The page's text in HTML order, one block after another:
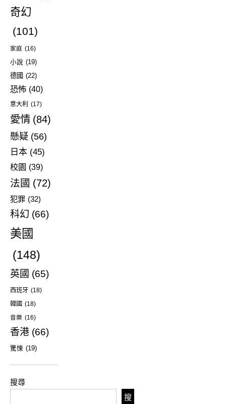
奇幻
(101)
家庭 (16)
小說 (19)
德國 (22)
恐怖 (40)
意大利 (17)
愛情 (84)
懸疑 (56)
日本 (45)
校園 (39)
法國 (72)
犯罪 (32)
科幻 (66)
美國
(148)
英國 (65)
西班牙 (18)
韓國 (18)
音樂 (16)
香港 (66)
驚悚 (19)
搜尋
搜